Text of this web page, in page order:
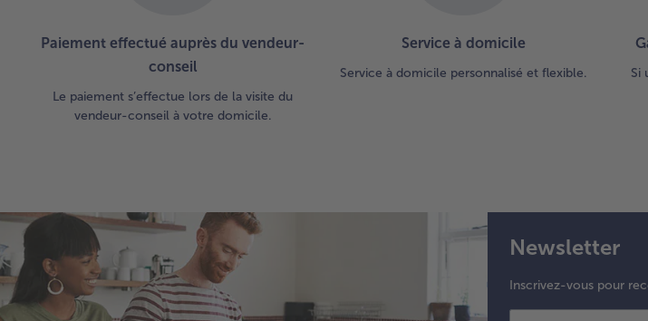
Paiement effectué auprès du vendeur-
conseil
Le paiement s’effectue lors de la visite du
vendeur-conseil à votre domicile.
Service à domicile
Service à domicile personnalisé et flexible.
Si
Newsletter
Inscrivez-vous pour